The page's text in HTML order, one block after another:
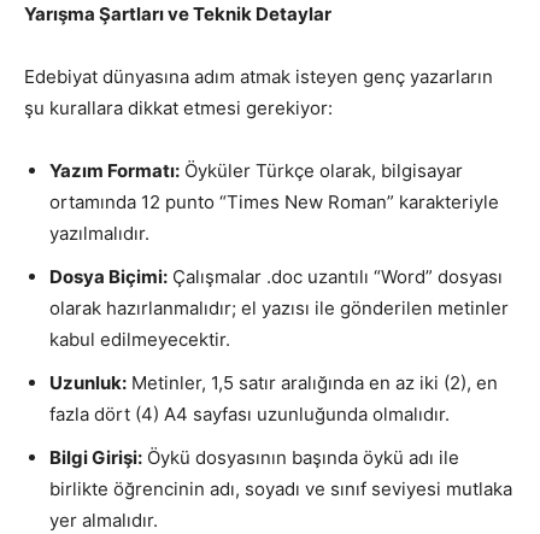
Yarışma Şartları ve Teknik Detaylar
Edebiyat dünyasına adım atmak isteyen genç yazarların
şu kurallara dikkat etmesi gerekiyor:
Yazım Formatı: Öyküler Türkçe olarak, bilgisayar
ortamında 12 punto “Times New Roman” karakteriyle
yazılmalıdır.
Dosya Biçimi: Çalışmalar .doc uzantılı “Word” dosyası
olarak hazırlanmalıdır; el yazısı ile gönderilen metinler
kabul edilmeyecektir.
Uzunluk: Metinler, 1,5 satır aralığında en az iki (2), en
fazla dört (4) A4 sayfası uzunluğunda olmalıdır.
Bilgi Girişi: Öykü dosyasının başında öykü adı ile
birlikte öğrencinin adı, soyadı ve sınıf seviyesi mutlaka
yer almalıdır.